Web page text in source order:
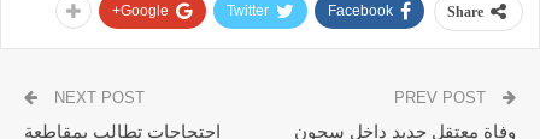
Share
Facebook
Twitter
Google+
وفاة معتقل جديد داخل سجون
NEXT POST
احتجاجات تطالب بمقاطعة